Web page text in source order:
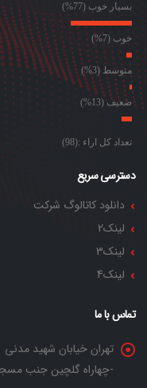
بسیار خوب (77%)
خوب (7%)
متوسط (3%)
ضعیف (13%)
تعداد کل اراء :(98)
دسترسی سریع
دانلود کاتالوگ شرکت
لینک2
لینک3
لینک4
تماس با ما
تهران خیابان شهید مدنی
-چهاراه گلچین جنب مسجد